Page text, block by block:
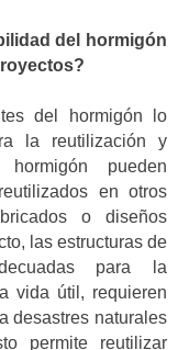
del hormigón
del hormigón lo
la reutilización y
pueden
en otros
o diseños
las estructuras de
para la
vida útil, requieren
desastres naturales
permite reutilizar